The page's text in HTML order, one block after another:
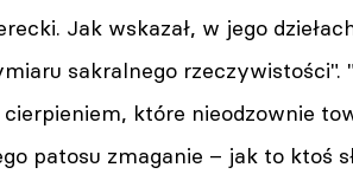
Jak wskazał, w jego
sakralnego rzeczywistości".
które nieodzownie
patosu zmaganie – jak to ktoś